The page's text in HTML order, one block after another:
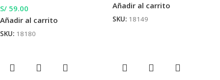
S/ 59.00
Añadir al carrito
SKU: 18180
Añadir al carrito
SKU: 18149